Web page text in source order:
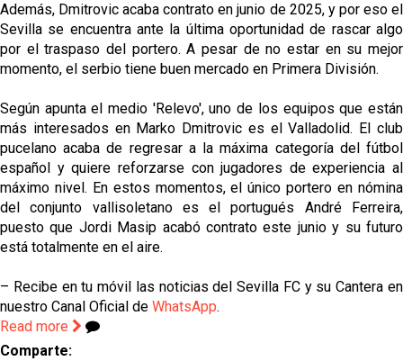
Además, Dmitrovic acaba contrato en junio de 2025, y por eso el
Sevilla se encuentra ante la última oportunidad de rascar algo
por el traspaso del portero. A pesar de no estar en su mejor
momento, el serbio tiene buen mercado en Primera División.
Según apunta el medio 'Relevo', uno de los equipos que están
más interesados en Marko Dmitrovic es el Valladolid. El club
pucelano acaba de regresar a la máxima categoría del fútbol
español y quiere reforzarse con jugadores de experiencia al
máximo nivel. En estos momentos, el único portero en nómina
del conjunto vallisoletano es el portugués André Ferreira,
puesto que Jordi Masip acabó contrato este junio y su futuro
está totalmente en el aire.
– Recibe en tu móvil las noticias del Sevilla FC y su Cantera en
nuestro Canal Oficial de WhatsApp.
Read more
Comparte: